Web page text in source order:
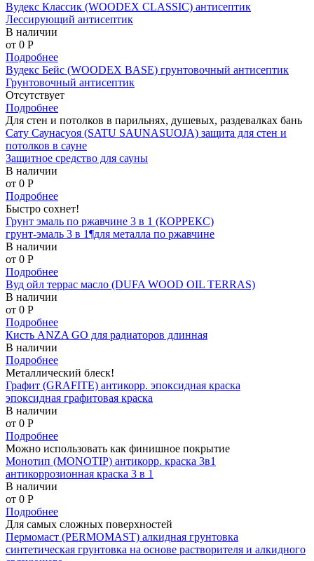
Вудекс Классик (WOODEX CLASSIC) антисептик
Лессирующий антисептик
В наличии
от 0 P
Подробнее
Вудекс Бейс (WOODEX BASE) грунтовочный антисептик
Грунтовочный антисептик
Отсутствует
Подробнее
Для стен и потолков в парильнях, душевых, раздевалках бань
Сату Саунасуоя (SATU SAUNASUOJA) защита для стен и
потолков в сауне
Защитное средство для сауны
В наличии
от 0 P
Подробнее
Быстро сохнет!
Грунт эмаль по ржавчине 3 в 1 (КОРРЕКС)
грунт-эмаль 3 в 1¶для металла по ржавчине
В наличии
от 0 P
Подробнее
Вуд ойл террас масло (DUFA WOOD OIL TERRAS)
В наличии
от 0 P
Подробнее
Кисть ANZA GO для радиаторов длинная
В наличии
Подробнее
Металлический блеск!
Графит (GRAFITE) антикорр. эпоксидная краска
эпоксидная графитовая краска
В наличии
от 0 P
Подробнее
Можно использовать как финишное покрытие
Монотип (MONOTIP) антикорр. краска 3в1
антикоррозионная краска 3 в 1
В наличии
от 0 P
Подробнее
Для самых сложных поверхностей
Пермомаст (PERMOMAST) алкидная грунтовка
синтетическая грунтовка на основе растворителя и алкидного